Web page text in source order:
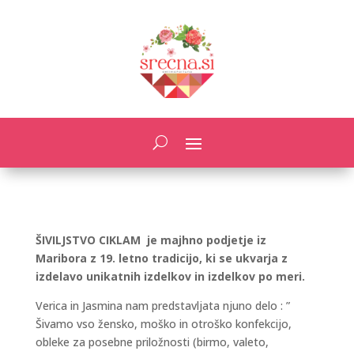
ŠIVILJSTVO CIKLAM je majhno podjetje iz
Maribora z 19. letno tradicijo, ki se ukvarja z
izdelavo unikatnih izdelkov in izdelkov po meri.
Verica in Jasmina nam predstavljata njuno delo : ”
Šivamo vso žensko, moško in otroško konfekcijo,
obleke za posebne priložnosti (birmo, valeto,